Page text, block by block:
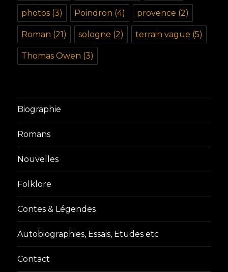
photos (3) Poindron (4) provence (2)
Roman (21) sologne (2) terrain vague (5)
Thomas Owen (3)
Biographie
Romans
Nouvelles
Folklore
Contes & Légendes
Autobiographies, Essais, Etudes etc
Contact